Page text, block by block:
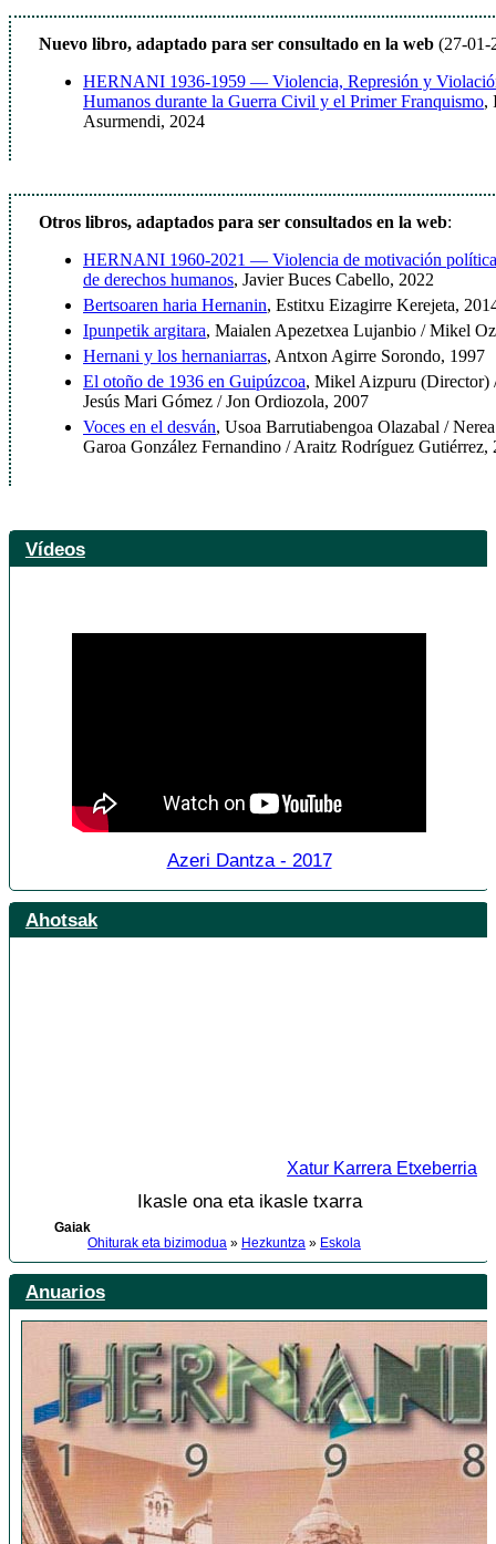
Nuevo libro, adaptado para ser consultado en la web (27-01-
HERNANI 1936-1959 — Violencia, Represión y
Humanos durante la Guerra Civil y el Primer Franquismo,
Asurmendi, 2024
Otros libros, adaptados para ser consultados en la web:
HERNANI 1960-2021 — Violencia de motivación
de derechos humanos, Javier Buces Cabello, 2022
Bertsoaren haria Hernanin, Estitxu Eizagirre Kerejeta,
Ipunpetik argitara, Maialen Apezetxea Lujanbio / Mikel
Hernani y los hernaniarras, Antxon Agirre Sorondo, 1997
El otoño de 1936 en Guipúzcoa, Mikel Aizpuru (Director)
Jesús Mari Gómez / Jon Ordiozola, 2007
Voces en el desván, Usoa Barrutiabengoa Olazabal /
Garoa González Fernandino / Araitz Rodríguez Gutiérrez,
Vídeos
Azeri Dantza - 2017
Ahotsak
Xatur Karrera Etxeberria
Ikasle ona eta ikasle txarra
Gaiak
Ohiturak eta bizimodua » Hezkuntza » Eskola
Anuarios